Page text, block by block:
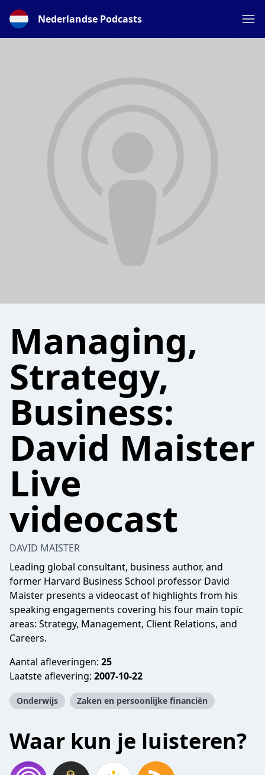
Nederlandse Podcasts
Managing,
Strategy,
Business:
David Maister
Live
videocast
DAVID MAISTER
Leading global consultant, business author, and
former Harvard Business School professor David
Maister presents a videocast of highlights from his
speaking engagements covering his four main topic
areas: Strategy, Management, Client Relations, and
Careers.
Aantal afleveringen: 25
Laatste aflevering: 2007-10-22
Onderwijs Zaken en persoonlijke financiën
Waar kun je luisteren?